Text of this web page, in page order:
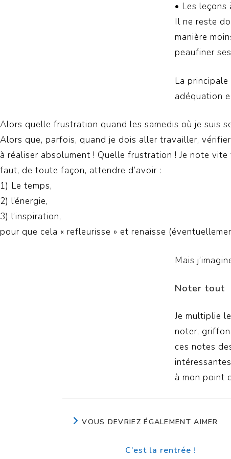
• Les leçons
Il ne reste
manière
peaufiner
La principale
adéquation
Alors quelle frustration quand les samedis où je suis
Alors que, parfois, quand je dois aller travailler,
à réaliser absolument ! Quelle frustration ! Je note
faut, de toute façon, attendre d’avoir :
1) Le temps,
2) l’énergie,
3) l’inspiration,
pour que cela « refleurisse » et renaisse
Mais
Noter tout
Je multiplie
noter,
ces notes
à mon point
VOUS DEVRIEZ ÉGALEMENT AIMER
C’est la rentrée !